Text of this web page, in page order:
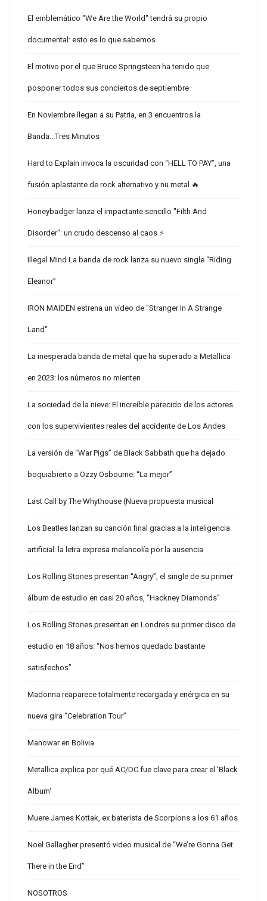
El emblemático "We Are the World" tendrá su propio
documental: esto es lo que sabemos
El motivo por el que Bruce Springsteen ha tenido que
posponer todos sus conciertos de septiembre
En Noviembre llegan a su Patria, en 3 encuentros la
Banda...Tres Minutos
Hard to Explain invoca la oscuridad con “HELL TO PAY”, una
fusión aplastante de rock alternativo y nu metal 🔥
Honeybadger lanza el impactante sencillo "Filth And
Disorder": un crudo descenso al caos ⚡
Illegal Mind La banda de rock lanza su nuevo single “Riding
Eleanor”
IRON MAIDEN estrena un vídeo de "Stranger In A Strange
Land"
La inesperada banda de metal que ha superado a Metallica
en 2023: los números no mienten
La sociedad de la nieve: El increíble parecido de los actores
con los supervivientes reales del accidente de Los Andes
La versión de “War Pigs” de Black Sabbath que ha dejado
boquiabierto a Ozzy Osbourne: “La mejor”
Last Call by The Whythouse (Nueva propuesta musical
Los Beatles lanzan su canción final gracias a la inteligencia
artificial: la letra expresa melancolía por la ausencia
Los Rolling Stones presentan “Angry”, el single de su primer
álbum de estudio en casi 20 años, “Hackney Diamonds”
Los Rolling Stones presentan en Londres su primer disco de
estudio en 18 años: “Nos hemos quedado bastante
satisfechos”
Madonna reaparece totalmente recargada y enérgica en su
nueva gira “Celebration Tour”
Manowar en Bolivia
Metallica explica por qué AC/DC fue clave para crear el 'Black
Album'
Muere James Kottak, ex baterista de Scorpions a los 61 años
Noel Gallagher presentó video musical de “We’re Gonna Get
There in the End”
NOSOTROS